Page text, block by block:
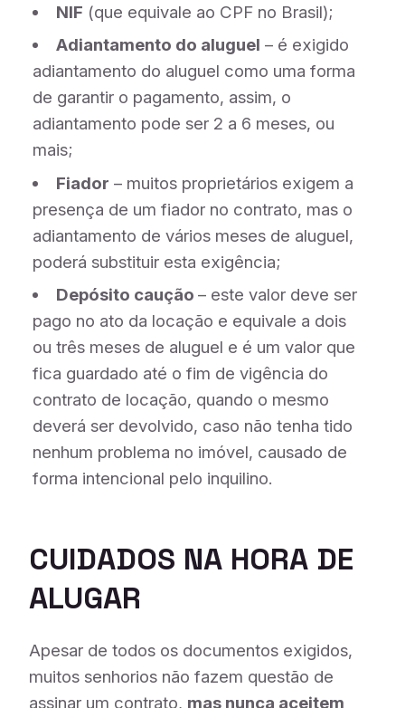
NIF (que equivale ao CPF no Brasil);
Adiantamento do aluguel – é exigido
adiantamento do aluguel como uma forma
de garantir o pagamento, assim, o
adiantamento pode ser 2 a 6 meses, ou
mais;
Fiador – muitos proprietários exigem a
presença de um fiador no contrato, mas o
adiantamento de vários meses de aluguel,
poderá substituir esta exigência;
Depósito caução – este valor deve ser
pago no ato da locação e equivale a dois
ou três meses de aluguel e é um valor que
fica guardado até o fim de vigência do
contrato de locação, quando o mesmo
deverá ser devolvido, caso não tenha tido
nenhum problema no imóvel, causado de
forma intencional pelo inquilino.
CUIDADOS NA HORA DE
ALUGAR
Apesar de todos os documentos exigidos,
muitos senhorios não fazem questão de
assinar um contrato, mas nunca aceitem